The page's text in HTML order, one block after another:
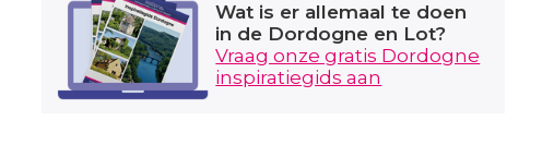
Wat is er allemaal te doen
in de Dordogne en Lot?
Vraag onze gratis Dordogne
inspiratiegids aan